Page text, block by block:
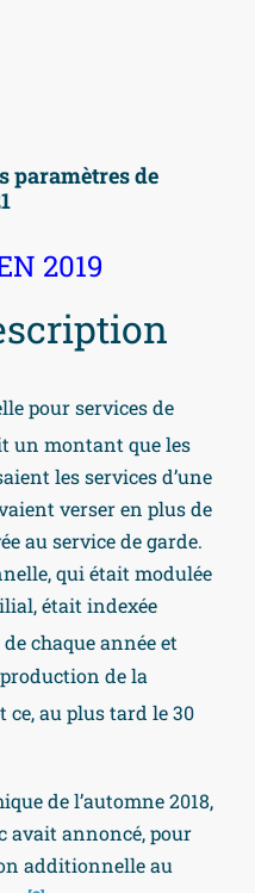
paramètres de
2019
pour services de
un montant que les
les services d’une
verser en plus de
au service de garde.
qui était modulée
était indexée
chaque année et
de la
ce, au plus tard le 30
de l’automne 2018,
avait annoncé, pour
additionnelle au